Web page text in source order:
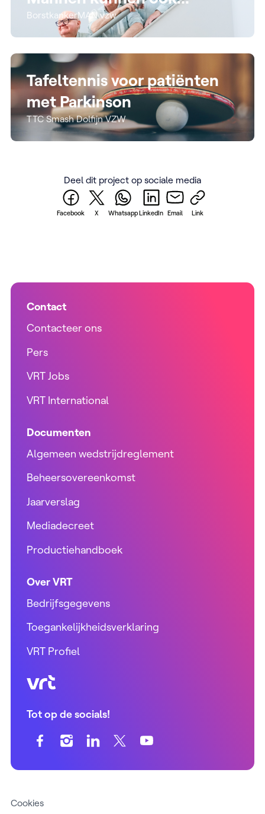
BorstkankerMAN vzw
Tafeltennis voor patiënten
met Parkinson
TTC Smash Dolfijn VZW
Deel dit project op sociale media
Facebook X WhatsappLinkedIn Email Link
Contact
Contacteer ons
Pers
VRT Jobs
VRT International
Documenten
Algemeen wedstrijdreglement
Beheersovereenkomst
Jaarverslag
Mediadecreet
Productiehandboek
Over VRT
Bedrijfsgegevens
Toegankelijkheidsverklaring
VRT Profiel
VRT (home)
Tot op de socials!
Cookies